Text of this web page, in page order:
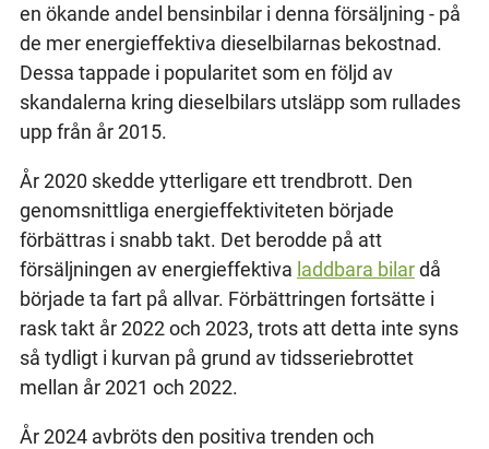
en ökande andel bensinbilar i denna försäljning - på
de mer energieffektiva dieselbilarnas bekostnad.
Dessa tappade i popularitet som en följd av
skandalerna kring dieselbilars utsläpp som rullades
upp från år 2015.
År 2020 skedde ytterligare ett trendbrott. Den
genomsnittliga energieffektiviteten började
förbättras i snabb takt. Det berodde på att
försäljningen av energieffektiva laddbara bilardå
började ta fart på allvar. Förbättringen fortsätte i
rask takt år 2022 och 2023, trots att detta inte syns
så tydligt i kurvan på grund av tidsseriebrottet
mellan år 2021 och 2022.
År 2024 avbröts den positiva trenden och